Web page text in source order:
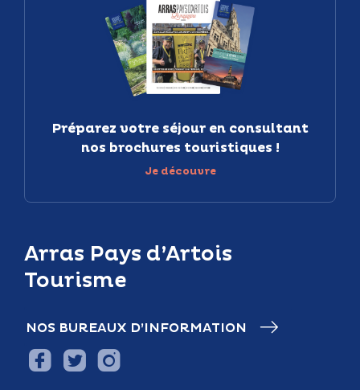
Arras Pays d’Artois
Tourisme
NOS BUREAUX D’INFORMATION
Préparez votre séjour en consultant
nos brochures touristiques !
Je découvre